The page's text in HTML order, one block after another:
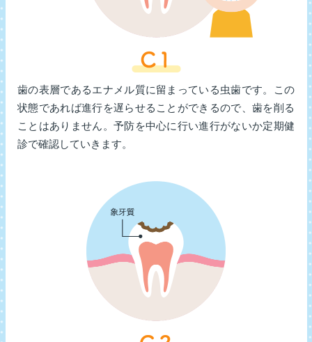
歯の表層であるエナメル質に留まっている虫歯です。この
状態であれば進行を遅らせることができるので、歯を削る
ことはありません。予防を中心に行い進行がないか定期健
診で確認していきます。